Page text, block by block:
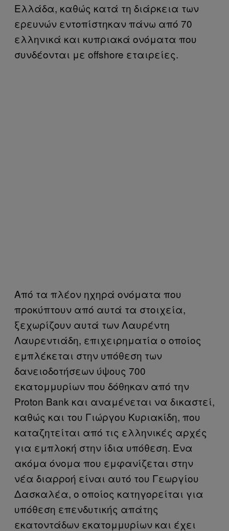
Ελλάδα, καθώς κατά τη διάρκεια των
ερευνών εντοπίστηκαν πάνω από 70
ελληνικά και κυπριακά ονόματα που
συνδέονται με offshore εταιρείες.
Από τα πλέον ηχηρά ονόματα που
προκύπτουν από αυτά τα στοιχεία,
ξεχωρίζουν αυτά των Λαυρέντη
Λαυρεντιάδη, επιχειρηματία ο οποίος
εμπλέκεται στην υπόθεση των
δανειοδοτήσεων ύψους 700
εκατομμυρίων που δόθηκαν από την
Proton Bank και αναμένεται να δικαστεί,
καθώς και του Γιώργου Κυριακίδη, που
καταζητείται από τις ελληνικές αρχές
για εμπλοκή στην ίδια υπόθεση. Ένα
ακόμα όνομα που εμφανίζεται στην
νέα διαρροή είναι αυτό του Γεωργίου
Δασκαλέα, ο οποίος κατηγορείται για
υπόθεση επενδυτικής απάτης
εκατοντάδων εκατομμυρίων και έχει